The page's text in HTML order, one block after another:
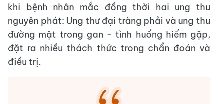
khi bệnh nhân mắc đồng thời hai ung thư
nguyên phát: Ung thư đại tràng phải và ung thư
đường mật trong gan - tình huống hiếm gặp,
đặt ra nhiều thách thức trong chẩn đoán và
điều trị.